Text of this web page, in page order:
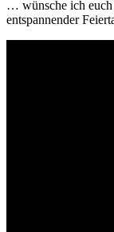
… wünsche ich euch
entspannender